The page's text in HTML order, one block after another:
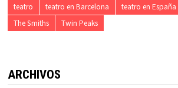
teatro
teatro en Barcelona teatro en España
The Smiths
Twin Peaks
ARCHIVOS